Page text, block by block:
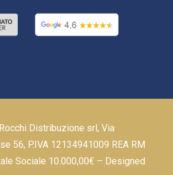
Distribuzione srl, Via
56, P.IVA 12134941009 REA RM
Sociale 10.000,00€ – Designed